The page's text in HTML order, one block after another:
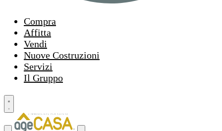
Compra
Affitta
Vendi
Nuove Costruzioni
Servizi
Il Gruppo